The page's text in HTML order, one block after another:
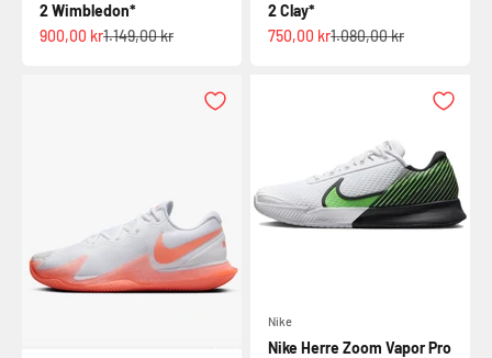
2 Wimbledon*
Salgspris
900,00 krNormalpris
1.149,00 kr
2 Clay*
Salgspris
750,00 krNormalpris
1.080,00 kr
Nike
Nike Herre Zoom Vapor Pro